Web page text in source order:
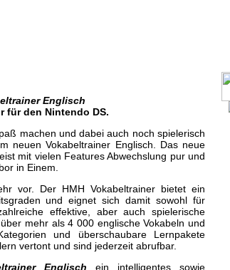
Englisch
für den Nintendo DS.
machen und dabei auch noch spielerisch
neuen Vokabeltrainer Englisch. Das neue
mit vielen Features Abwechslung pur und
in Einem.
vor. Der HMH Vokabeltrainer bietet ein
und eignet sich damit sowohl für
effektive, aber auch spielerische
mehr als 4 000 englische Vokabeln und
und überschaubare Lernpakete
vertont und sind jederzeit abrufbar.
Englisch ein intelligentes sowie